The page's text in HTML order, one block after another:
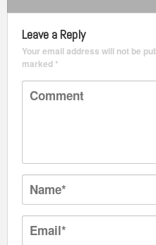
Leave a Reply
Your email address will not be
marked*